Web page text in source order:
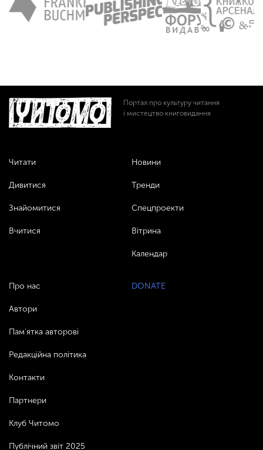
Портал про культуру читання
і мистецтво книговидання
Читати
Дивитися
Знайомитися
Вчитися
Новини
Тренди
Спецпроекти
Вітрина
Календар
Про нас
Автори
Пам’ятка авторові
Редакційна політика
Контакти
Партнери
Клуб Читомо
Публічний звіт 2025
DONATE